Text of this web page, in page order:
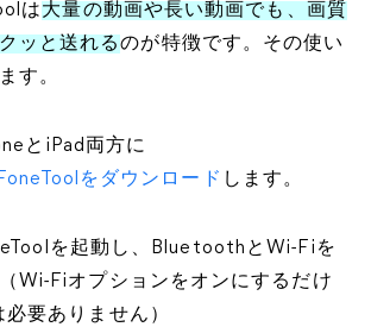
は大量の動画や長い動画でも、画質
ッと送れるのが特徴です。その使い
す。
とiPad両方に
をダウンロード します。
を起動し、BluetoothとWi-Fiを
Wi-Fiオプションをオンにするだけ
要ありません）